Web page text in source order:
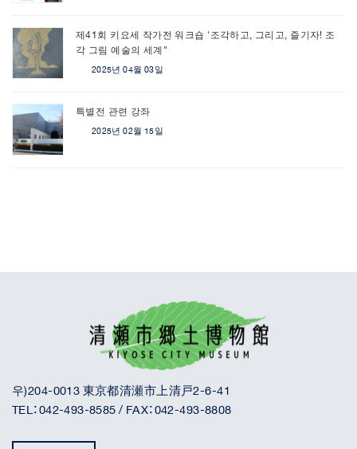
제41회 키요세 작가전 워크숍 '조각하고, 그리고, 즐기자! 조
각 그림 예술의 세계"
2025년 04월 03일
특별전 관련 강좌
2025년 02월 15일
우)204-0013 東京都清瀬市上清戸2-6-41
TEL：042-493-8585 / FAX：042-493-8808